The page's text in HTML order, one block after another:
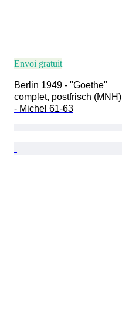
Envoi gratuit
Berlin 1949 - "Goethe"
complet, postfrisch (MNH)
- Michel 61-63